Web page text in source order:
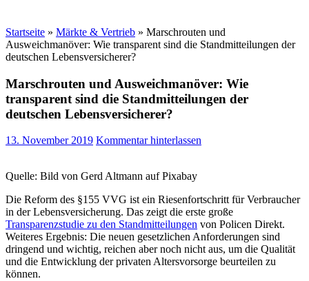
Startseite » Märkte & Vertrieb » Marschrouten und
Ausweichmanöver: Wie transparent sind die Standmitteilungen der
deutschen Lebensversicherer?
Marschrouten und Ausweichmanöver: Wie
transparent sind die Standmitteilungen der
deutschen Lebensversicherer?
13. November 2019 Kommentar hinterlassen
Quelle: Bild von Gerd Altmann auf Pixabay
Die Reform des §155 VVG ist ein Riesenfortschritt für Verbraucher
in der Lebensversicherung. Das zeigt die erste große
Transparenzstudie zu den Standmitteilungen von Policen Direkt.
Weiteres Ergebnis: Die neuen gesetzlichen Anforderungen sind
dringend und wichtig, reichen aber noch nicht aus, um die Qualität
und die Entwicklung der privaten Altersvorsorge beurteilen zu
können.